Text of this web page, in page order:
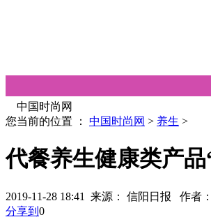
中国时尚网
您当前的位置 ： 中国时尚网 > 养生 >
代餐养生健康类产
2019-11-28 18:41 来源： 信阳日报 作者
分享到 0